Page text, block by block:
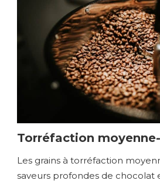
Torréfaction
Les grains à torréfaction
saveurs profondes de chocolat